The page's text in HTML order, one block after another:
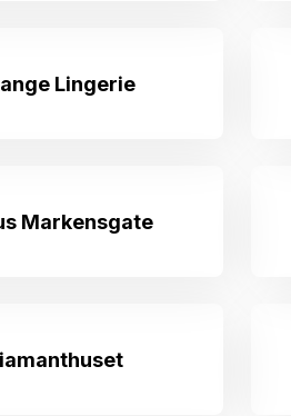
Lingerie
Markensgate